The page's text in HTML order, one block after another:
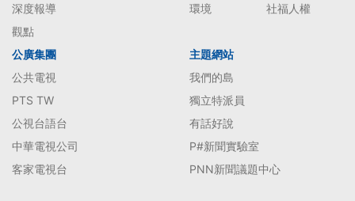
深度報導
觀點
環境
社福人權
公廣集團
公共電視
PTS TW
公視台語台
中華電視公司
客家電視台
主題網站
我們的島
獨立特派員
有話好說
P#新聞實驗室
PNN新聞議題中心